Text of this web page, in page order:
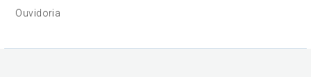
Ouvidoria